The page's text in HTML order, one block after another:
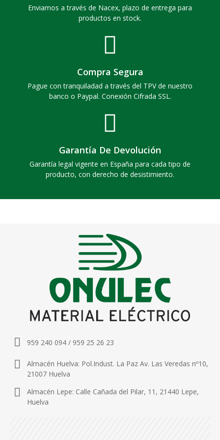
Enviamos a través de Nacex, plazo de entrega para
productos en stock.
Compra Segura
Pague con tranquiladad a través del TPV de nuestro
banco o Paypal. Conexión Cifrada SSL.
Garantía De Devolución
Garantía legal vigente en España para cada tipo de
producto, con derecho de desistimiento.
959 240 094 / 959 25 26 23
Almacén Huelva: Pol.Indust. La Paz Av. Las Veredas nº10,
21007 Huelva
Almacén Lepe: Calle Cañada del Pilar, 11, 21440 Lepe,
Huelva